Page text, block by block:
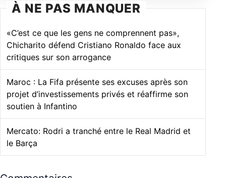
À NE PAS MANQUER
«C’est ce que les gens ne comprennent pas»,
Chicharito défend Cristiano Ronaldo face aux
critiques sur son arrogance
Maroc : La Fifa présente ses excuses après son
projet d’investissements privés et réaffirme son
soutien à Infantino
Mercato: Rodri a tranché entre le Real Madrid et
le Barça